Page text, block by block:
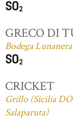
GRECO DI
Bodega
CRICKET
Grillo (Sicilia
Salaparuta)